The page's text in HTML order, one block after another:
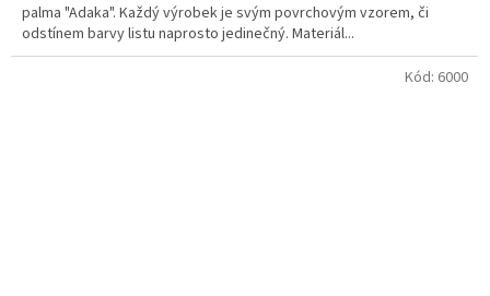
palma "Adaka". Každý výrobek je svým povrchovým vzorem, či
odstínem barvy listu naprosto jedinečný. Materiál...
Kód: 6000